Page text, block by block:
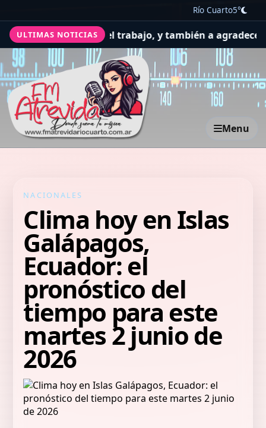
Río Cuarto5°
ULTIMAS NOTICIAS
por la salud y el trabajo, y también a agradecer El
Menu
NACIONALES
Clima hoy en Islas
Galápagos,
Ecuador: el
pronóstico del
tiempo para este
martes 2 junio de
2026